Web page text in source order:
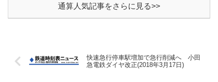
通算人気記事をさらに見る>>
快速急行停車駅増加で急行削減へ 小田
急電鉄ダイヤ改正(2018年3月17日)